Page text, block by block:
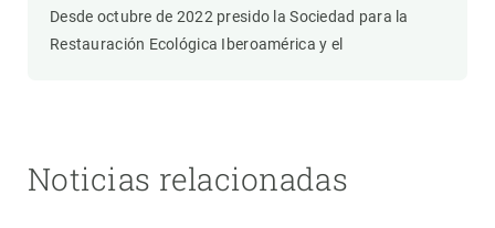
Desde octubre de 2022 presido la Sociedad para la
Restauración Ecológica Iberoamérica y el
Noticias relacionadas